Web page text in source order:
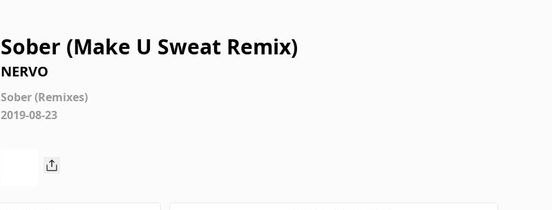
Sober (Make U Sweat Remix)
NERVO
Sober (Remixes)
2019-08-23